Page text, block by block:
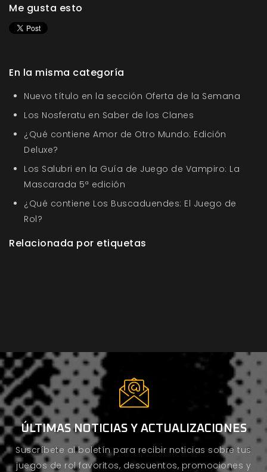
Me gusta esto
En la misma categoría
Nuevo título en la sección Oferta de la Semana
Los Nosferatu en Saber de los Clanes
¿Qué contiene Amor de Otro Mundo: Edición
Deluxe?
Los Salubri en la Guía de Juego de Vampiro: La
Mascarada 5ª edición
¿Qué contiene Los Buscaduendes: El Juego de
Rol?
Relacionada por etiquetas
ÚLTIMAS NOTICIAS Y ACTUALIZACIONES
Suscríbete al boletín para recibir noticias sobre tus
juegos de rol favoritos, descuentos, promociones y